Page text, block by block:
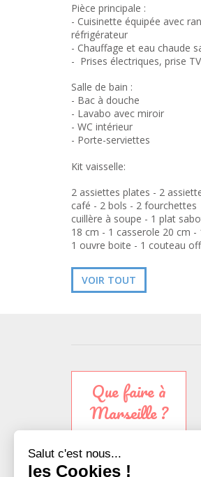
Pièce principale :
- Cuisinette équipée avec
réfrigérateur
- Chauffage et eau chaude
- Prises électriques, prise
Salle de bain :
- Bac à douche
- Lavabo avec miroir
- WC intérieur
- Porte-serviettes
Kit vaisselle:
2 assiettes plates - 2
café - 2 bols - 2
cuillère à soupe - 1 plat
18 cm - 1 casserole 20 cm
1 ouvre boite - 1 couteau
range couvert - 1 égouttoir
VOIR TOUT
Que faire à
Marseille ?